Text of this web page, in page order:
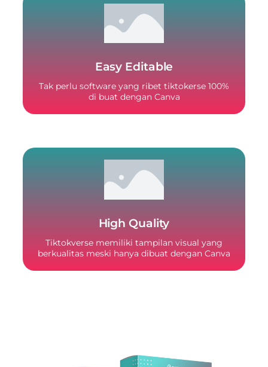
Easy Editable
Tak perlu software yang ribet tiktokerse 100%
di buat dengan Canva
High Quality
Tiktokverse memiliki tampilan visual yang
berkualitas meski hanya dibuat dengan Canva